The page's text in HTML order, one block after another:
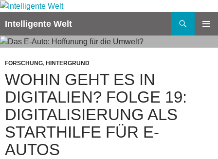
Zum
springen
Intelligente Welt
FORSCHUNG, HINTERGRUND
WOHIN GEHT ES IN
DIGITALIEN? FOLGE 19:
DIGITALISIERUNG ALS
STARTHILFE FÜR E-
AUTOS